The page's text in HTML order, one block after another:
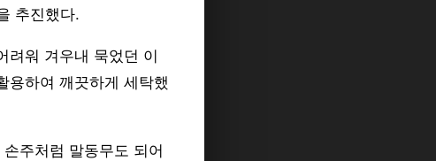
추진했다.
려워 겨우내 묵었던 이
용하여 깨끗하게 세탁했
주처럼 말동무도 되어